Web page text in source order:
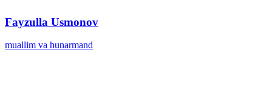
Fayzulla Usmonov
muallim va hunarmand